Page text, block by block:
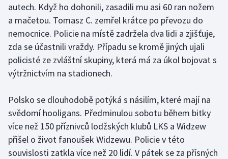
Golf
Gymnastika
Házená
Judo
Krasobruslení
autech. Když ho dohonili, zasadili mu asi 60 ran nožem
a mačetou. Tomasz C. zemřel krátce po převozu do
nemocnice. Policie na místě zadržela dva lidi a zjišťuje,
zda se účastnili vraždy. Případu se kromě jiných ujali
policisté ze zvláštní skupiny, která má za úkol bojovat s
výtržnictvím na stadionech.
Polsko se dlouhodobě potýká s násilím, které mají na
svědomí hooligans. Předminulou sobotu během bitky
více než 150 příznivců lodžských klubů LKS a Widzew
přišel o život fanoušek Widzewu. Policie v této
souvislosti zatkla více než 20 lidí. V pátek se za přísných